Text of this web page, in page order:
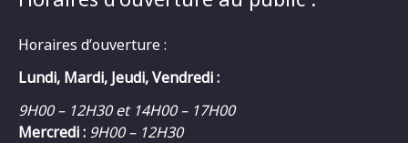
Horaires d’ouverture :
Lundi, Mardi, Jeudi, Vendredi :
9H00 – 12H30 et 14H00 – 17H00
Mercredi : 9H00 – 12H30